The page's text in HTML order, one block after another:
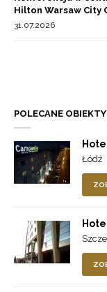
Hilton Warsaw City
31.07.2026
POLECANE OBIEKTY
Łódź